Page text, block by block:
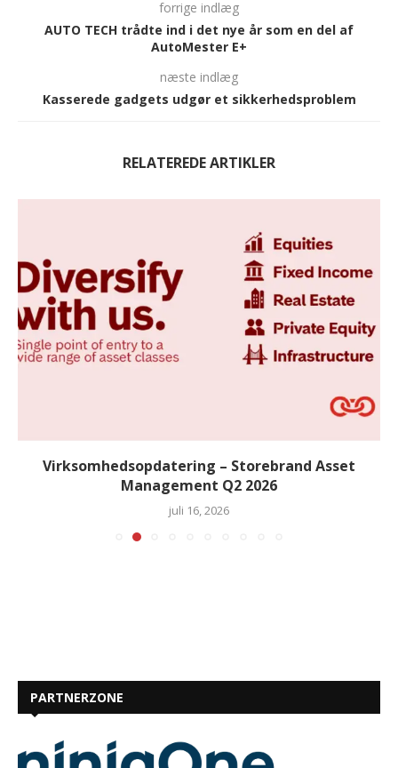
forrige indlæg
AUTO TECH trådte ind i det nye år som en del af
AutoMester E+
næste indlæg
Kasserede gadgets udgør et sikkerhedsproblem
RELATEREDE ARTIKLER
Virksomhedsopdatering – Storebrand Asset
Management Q2 2026
juli 16, 2026
PARTNERZONE